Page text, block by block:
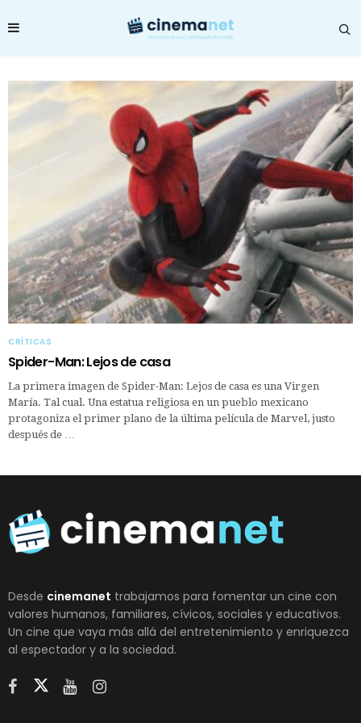
CRÍTICAS
Spider-Man: Lejos de casa
La primera imagen de Spider-Man: Lejos de casa es una Virgen
María. Tal cual. Una estatua religiosa en un pueblo mexicano
protagoniza el primer plano de la última película de Marvel, justo
después de …
Desde cinemanet trabajamos para fomentar un cine con
valores humanos, familiares, cívicos, sociales y educativos.
Un cine que vaya más allá del entretenimiento y enriquezca
al espectador y a la sociedad.